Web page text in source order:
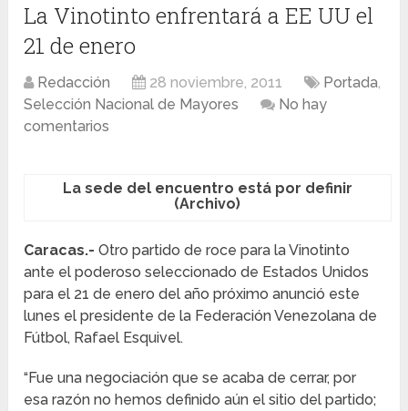
La Vinotinto enfrentará a EE UU el
21 de enero
Redacción 28 noviembre, 2011 Portada,
Selección Nacional de Mayores
No hay
comentarios
La sede del encuentro está por definir
(Archivo)
Caracas.-Otro partido de roce para la Vinotinto
ante el poderoso seleccionado de Estados Unidos
para el 21 de enero del año próximo anunció este
lunes el presidente de la Federación Venezolana de
Fútbol, Rafael Esquivel.
“Fue una negociación que se acaba de cerrar, por
esa razón no hemos definido aún el sitio del partido;